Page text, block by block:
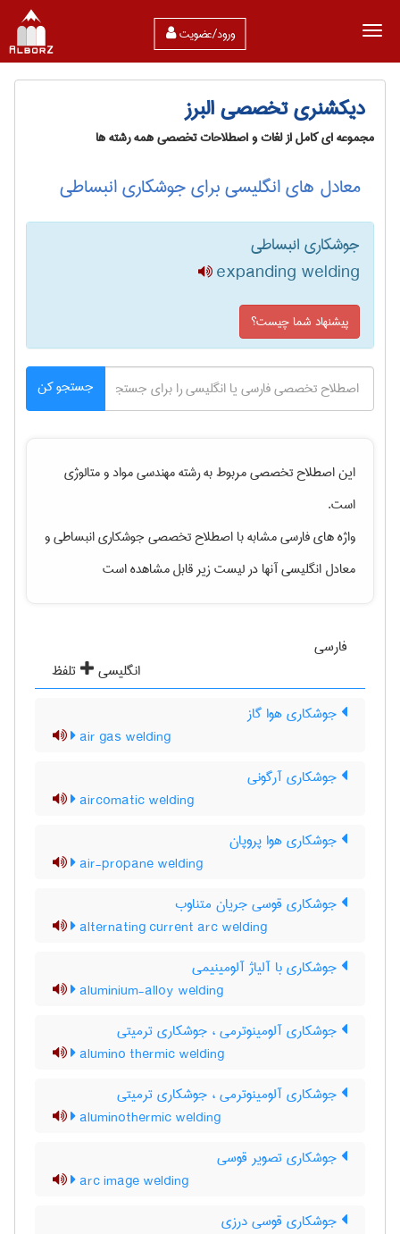
ورود/عضویت
دیکشنری تخصصی البرز
مجموعه ای کامل از لغات و اصطلاحات تخصصی همه رشته ها
معادل های انگلیسی برای جوشکاری انبساطی
جوشکاری انبساطی
expanding welding
پیشنهاد شما چیست؟
جستجو کن
این اصطلاح تخصصی مربوط به رشتهمهندسی مواد و متالوژی
است.
واژه های فارسی مشابه با اصطلاح تخصصیجوشکاری انبساطیو
معادل انگلیسی آنها در لیست زیر قابل مشاهده است
فارسی
انگلیسی
تلفظ
جوشکاری هوا گاز
air gas welding
جوشکاری آرگونی
aircomatic welding
جوشکاری هوا پروپان
air-propane welding
جوشکاری قوسی جریان متناوب
alternating current arc welding
جوشکاری با آلیاژ آلومینیمی
aluminium-alloy welding
جوشکاری آلومینوترمی ، جوشکاری ترمیتی
alumino thermic welding
جوشکاری آلومینوترمی ، جوشکاری ترمیتی
aluminothermic welding
جوشکاری تصویر قوسی
arc image welding
جوشکاری قوسی درزی